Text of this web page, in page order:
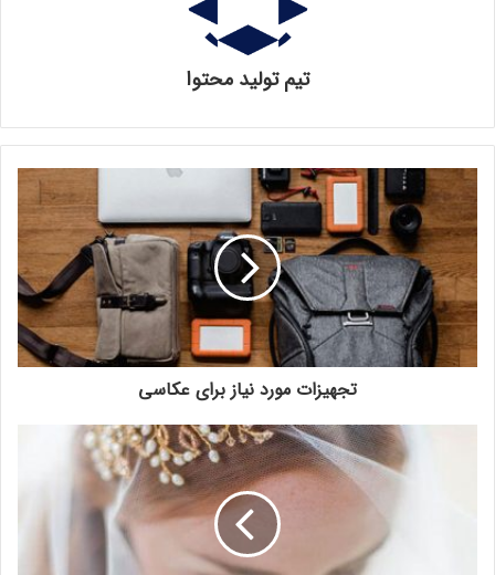
تیم تولید محتوا
تجهیزات مورد نیاز برای عکاسی